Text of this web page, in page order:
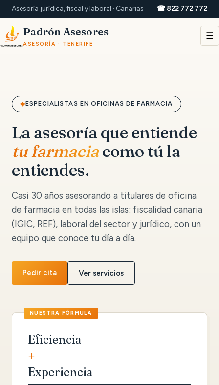
Asesoría jurídica, fiscal y laboral · Canarias ☎ 822 772 772
Padrón Asesores
ASESORÍA · TENERIFE
☰
ESPECIALISTAS EN OFICINAS DE FARMACIA
La asesoría que entiende
tu farmaciacomo tú la
entiendes.
Casi 30 años asesorando a titulares de oficina
de farmacia en todas las islas: fiscalidad canaria
(IGIC, REF), laboral del sector y jurídico, con un
equipo que conoce tu día a día.
Pedir cita Ver servicios
Eficiencia
+
Experiencia